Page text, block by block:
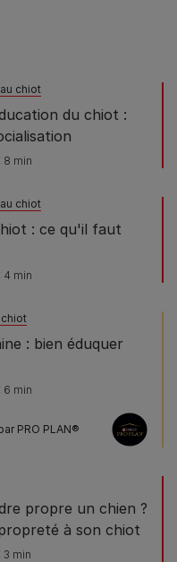
chiot
du chiot :
8 min
chiot
: ce qu'il faut
4 min
: bien éduquer
6 min
PRO PLAN®
propre un chien ?
à son chiot
min